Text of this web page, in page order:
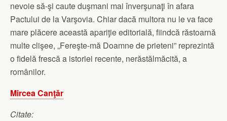
nevoie să-şi caute duşmani mai înverşunaţi în afara
Pactului de la Varşovia. Chiar dacă multora nu le va face
mare plăcere această apariţie editorială, fiindcă răstoarnă
multe clişee, „Fereşte-mă Doamne de prieteni” reprezintă
o fidelă frescă a istoriei recente, nerăstălmăcită, a
românilor.
Mircea Canţăr
Citate: